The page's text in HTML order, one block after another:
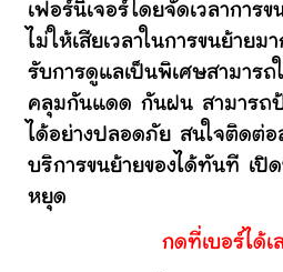
เฟอร์นิเจอร์โดยจัดเวลาการ
ไม่ให้เสียเวลาในการขนย้าย
รับการดูแลเป็นพิเศษสามารถ
คลุมกันแดด กันฝน สามารถ
ได้อย่างปลอดภัย สนใจติดต่อ
บริการขนย้ายของได้ทันที เปิ
หยุด
กดที่เบอร์ได้เ